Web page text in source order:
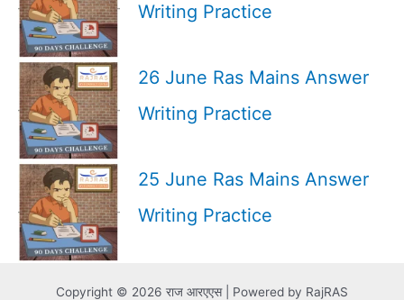
Writing Practice
26 June Ras Mains Answer
Writing Practice
25 June Ras Mains Answer
Writing Practice
Copyright © 2026 राज आरएएस | Powered by RajRAS